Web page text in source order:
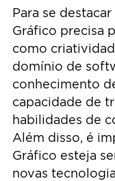
Para se
Gráfico precisa
como
domínio de
conhecimento
capacidade de
habilidades de
Além disso, é
Gráfico esteja
novas